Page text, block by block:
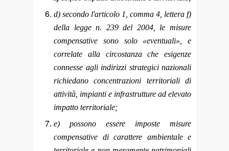
d) secondo l'articolo 1, comma 4, lettera f)
della legge n. 239 del 2004, le misure
compensative sono solo «eventuali», e
correlate alla circostanza che esigenze
connesse agli indirizzi strategici nazionali
richiedano concentrazioni territoriali di
attività, impianti e infrastrutture ad elevato
impatto territoriale;
e) possono essere imposte misure
compensative di carattere ambientale e